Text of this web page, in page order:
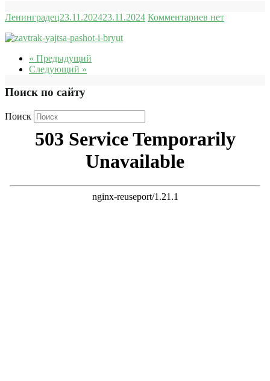
Ленинградец23.11.202423.11.2024 Комментариев нет
« Предыдущий
Следующий »
Поиск по сайту
Поиск